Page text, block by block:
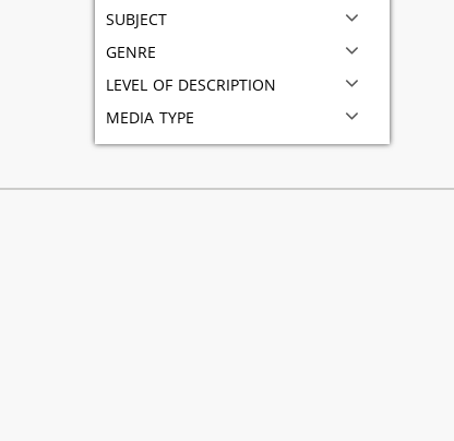
subject
genre
level of description
media type